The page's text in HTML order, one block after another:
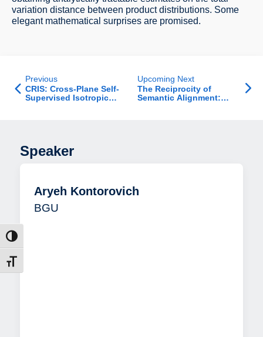
מתג
variation distance between product distributions. Some
elegant mathematical surprises are promised.
Previous
CRIS: Cross-Plane Self-
Supervised Isotropic
Upcoming Next
The Reciprocity of
Semantic Alignment:
Speaker
Aryeh Kontorovich
BGU